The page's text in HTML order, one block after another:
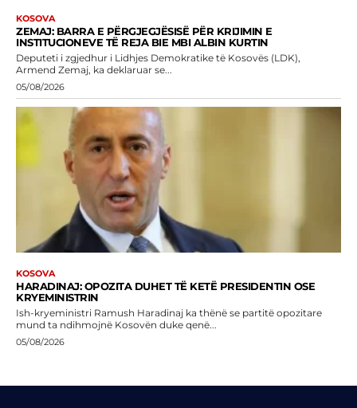
KOSOVA
ZEMAJ: BARRA E PËRGJEGJËSISË PËR KRIJIMIN E
INSTITUCIONEVE TË REJA BIE MBI ALBIN KURTIN
Deputeti i zgjedhur i Lidhjes Demokratike të Kosovës (LDK),
Armend Zemaj, ka deklaruar se...
05/08/2026
KOSOVA
HARADINAJ: OPOZITA DUHET TË KETË PRESIDENTIN OSE
KRYEMINISTRIN
Ish-kryeministri Ramush Haradinaj ka thënë se partitë opozitare
mund ta ndihmojnë Kosovën duke qenë...
05/08/2026